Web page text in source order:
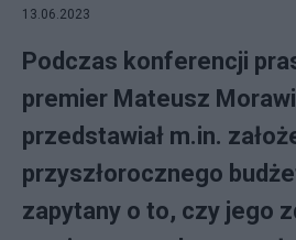
13.06.2023
Podczas konferencji
premier Mateusz
przedstawiał m.in.
przyszłorocznego
zapytany o to, czy jego